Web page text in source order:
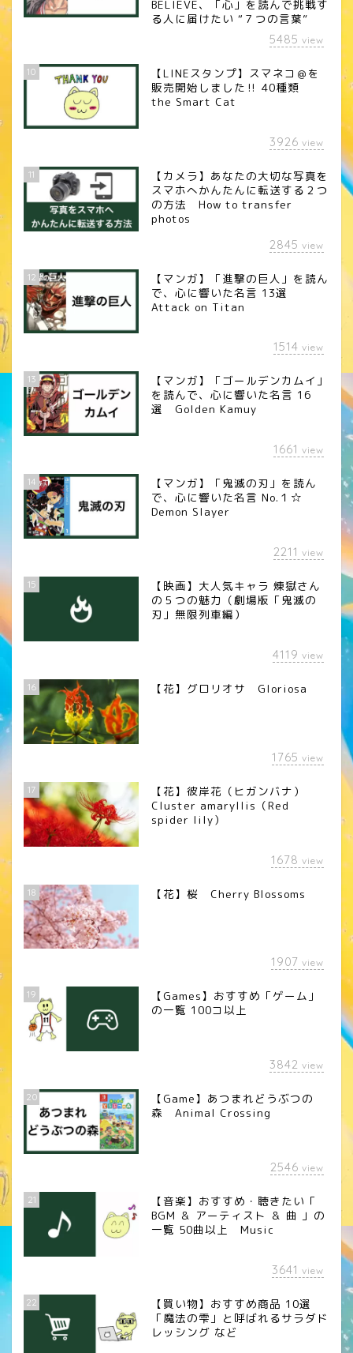
BELIEVE、「心」を読んで挑戦す
る人に届けたい “７つの言葉”
5485 view
10
【LINEスタンプ】スマネコ＠を
販売開始しました‼︎ 40種類
the Smart Cat
3926 view
11
【カメラ】あなたの大切な写真を
スマホへかんたんに転送する２つ
の方法 How to transfer
photos
2845 view
12
【マンガ】「進撃の巨人」を読ん
で、心に響いた名言 13選
Attack on Titan
1514 view
13
【マンガ】「ゴールデンカムイ」
を読んで、心に響いた名言 16
選 Golden Kamuy
1661 view
14
【マンガ】「鬼滅の刃」を読ん
で、心に響いた名言 No.１☆
Demon Slayer
2211 view
15
【映画】大人気キャラ 煉󠄁獄さん
の５つの魅力（劇場版「鬼滅の
刃」無限列車編）
4119 view
16 【花】グロリオサ Gloriosa
1765 view
17
【花】彼岸花（ヒガンバナ）
Cluster amaryllis（Red
spider lily）
1678 view
18 【花】桜 Cherry Blossoms
1907 view
19
【Games】おすすめ「ゲーム」
の一覧 100コ以上
3842 view
20
【Game】あつまれどうぶつの
森 Animal Crossing
2546 view
21
【音楽】おすすめ・聴きたい「
BGM ＆ アーティスト ＆ 曲 」の
一覧 50曲以上 Music
3641 view
22
【買い物】おすすめ商品 10選
「魔法の雫」と呼ばれるサラダド
レッシング など